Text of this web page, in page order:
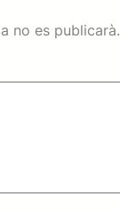
no es publicarà.